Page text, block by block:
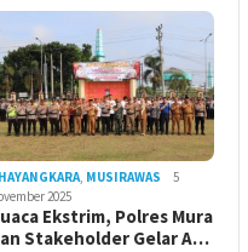
MUSIRAWAS
5
2025
Ekstrim, Polres Mura
Stakeholder Gelar A…